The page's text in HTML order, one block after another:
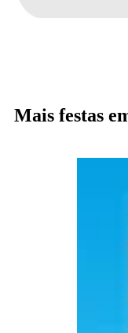
Mais festas